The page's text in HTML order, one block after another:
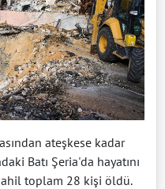
ateşkese kadar
Batı Şeria'da hayatını
toplam 28 kişi öldü.